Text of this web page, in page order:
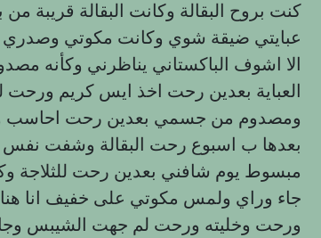
عبايتي ضيقة شوي وكانت مكوتي وصدري
الا اشوف الباكستاني يناظرني وكأنه
العباية بعدين رحت اخذ ايس كريم
ومصدوم من جسمي بعدين رحت احاسب
بعدها ب اسبوع رحت البقالة وشفت نفس
مبسوط يوم شافني بعدين رحت للثلاجة
جاء وراي ولمس مكوتي على خفيف انا
ورحت وخليته ورحت لم جهت الشيبس